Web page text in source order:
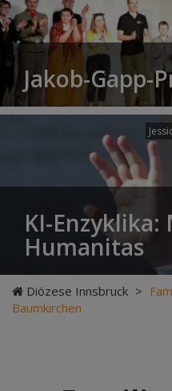
Jakob-Gapp-
KI-Enzyklika:
Humanitas
Diözese Innsbruck >
Baumkirchen